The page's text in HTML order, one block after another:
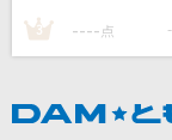
366日
清水翔太 feat.仲宗根
探せ ダイヤモ
3 ---- 点